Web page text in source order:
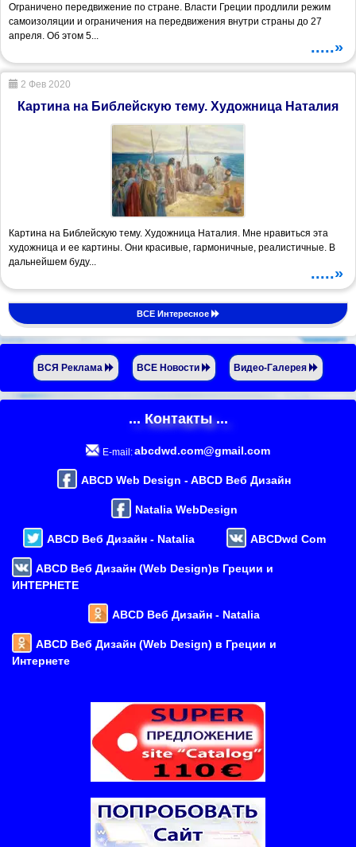
Ограничено передвижение по стране. Власти Греции продлили режим
самоизоляции и ограничения на передвижения внутри страны до 27
апреля. Об этом 5...
.....»
2 Фев 2020
Картина на Библейскую тему. Художница Наталия
Картина на Библейскую тему. Художница Наталия. Мне нравиться эта
художница и ее картины. Они красивые, гармоничные, реалистичные. В
дальнейшем буду...
.....»
ВСЕ Интересное
ВСЯ Реклама ВСЕ Новости Видео-Галерея
... Контакты ...
E-mail:abcdwd.com@gmail.com
ABCD Web Design - ABCD Веб Дизайн
Natalia WebDesign
ABCD Веб Дизайн - Natalia ABCDwd Com
ABCD Веб Дизайн (Web Design)в Греции и
ИНТЕРНЕТЕ
ABCD Веб Дизайн - Natalia
ABCD Веб Дизайн (Web Design) в Греции и
Интернете